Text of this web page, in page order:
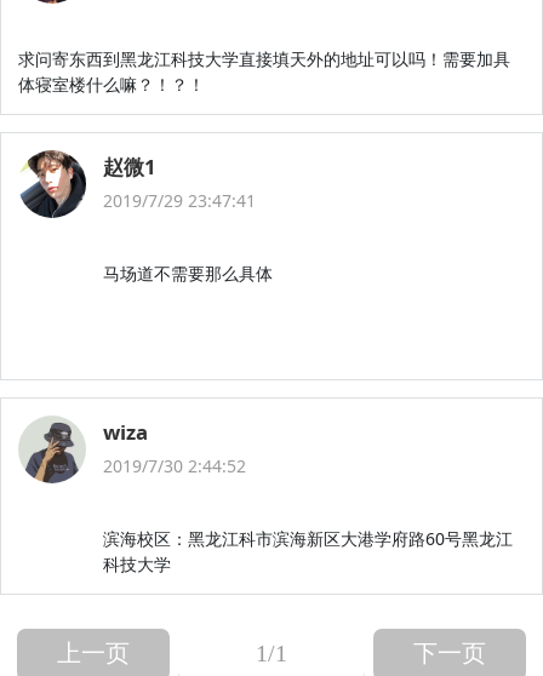
求问寄东西到黑龙江科技大学直接填天外的地址可以吗！需要加具
体寝室楼什么嘛？！？！
赵微1
2019/7/29 23:47:41
马场道不需要那么具体
wiza
2019/7/30 2:44:52
滨海校区：黑龙江科市滨海新区大港学府路60号黑龙江
科技大学
上一页 1/1 下一页